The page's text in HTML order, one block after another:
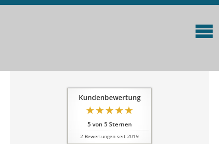
Kundenbewertung
5von 5Sternen
2 Bewertungen seit 2019